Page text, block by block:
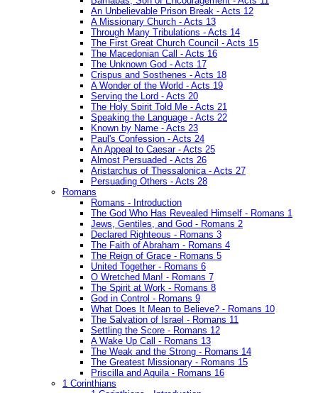
An Unbelievable Prison Break - Acts 12
A Missionary Church - Acts 13
Through Many Tribulations - Acts 14
The First Great Church Council - Acts 15
The Macedonian Call - Acts 16
The Unknown God - Acts 17
Crispus and Sosthenes - Acts 18
A Wonder of the World - Acts 19
Serving the Lord - Acts 20
The Holy Spirit Told Me - Acts 21
Speaking the Language - Acts 22
Known by Name - Acts 23
Paul's Confession - Acts 24
An Appeal to Caesar - Acts 25
Almost Persuaded - Acts 26
Aristarchus of Thessalonica - Acts 27
Persuading Others - Acts 28
Romans
Romans - Introduction
The God Who Has Revealed Himself - Romans 1
Jews, Gentiles, and God - Romans 2
Declared Righteous - Romans 3
The Faith of Abraham - Romans 4
The Reign of Grace - Romans 5
United Together - Romans 6
O Wretched Man! - Romans 7
The Spirit at Work - Romans 8
God in Control - Romans 9
What Does It Mean to Believe? - Romans 10
The Salvation of Israel - Romans 11
Settling the Score - Romans 12
A Wake Up Call - Romans 13
The Weak and the Strong - Romans 14
The Greatest Missionary - Romans 15
Priscilla and Aquila - Romans 16
1 Corinthians